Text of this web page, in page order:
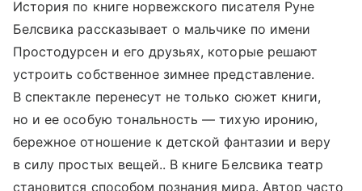
История по книге норвежского писателя Руне
Белсвика рассказывает о мальчике по имени
Простодурсен и его друзьях, которые решают
устроить собственное зимнее представление.
В спектакле перенесут не только сюжет книги,
но и ее особую тональность — тихую иронию,
бережное отношение к детской фантазии и веру
в силу простых вещей.. В книге Белсвика театр
становится способом познания мира. Автор часто